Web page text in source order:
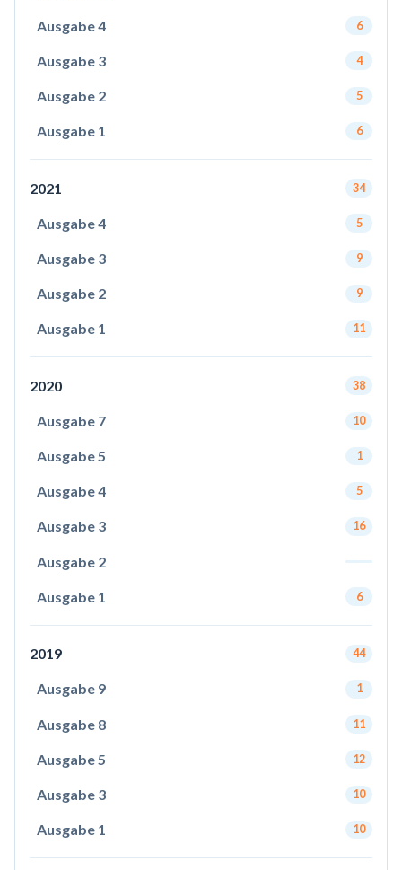
Ausgabe 4 6
Ausgabe 3 4
Ausgabe 2 5
Ausgabe 1 6
2021 34
Ausgabe 4 5
Ausgabe 3 9
Ausgabe 2 9
Ausgabe 1 11
2020 38
Ausgabe 7 10
Ausgabe 5 1
Ausgabe 4 5
Ausgabe 3 16
Ausgabe 2
Ausgabe 1 6
2019 44
Ausgabe 9 1
Ausgabe 8 11
Ausgabe 5 12
Ausgabe 3 10
Ausgabe 1 10